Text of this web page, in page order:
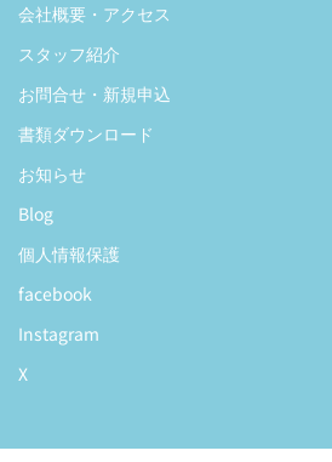
会社概要・アクセス
スタッフ紹介
お問合せ・新規申込
書類ダウンロード
お知らせ
Blog
個人情報保護
facebook
Instagram
X